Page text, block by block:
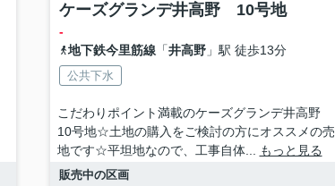
ケーズグランデ井高野 10号地
-
地下鉄今里筋線「井高野」駅 徒歩13分
公共下水
こだわりポイント満載のケーズグランデ井高野
10号地☆土地の購入をご検討の方にオススメの売
地です☆平坦地なので、工事自体...
もっと見る
販売中の区画